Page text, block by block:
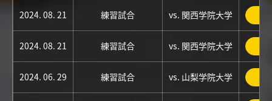
2024. 08. 21 練習試合 vs. 関西学院大学
2024. 08. 21 練習試合 vs. 関西学院大学
2024. 06. 29 練習試合 vs. 山梨学院大学